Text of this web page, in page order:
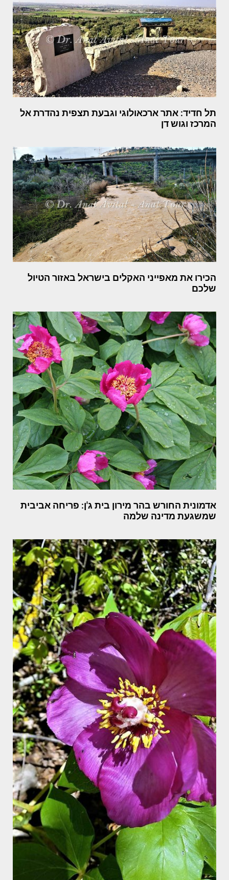
תל חדיד: אתר ארכאולוגי וגבעת תצפית נהדרת אל
המרכז וגוש דן
הכירו את מאפייני האקלים בישראל באזור הטיול
שלכם
אדמונית החורש בהר מירון בית ג'ן: פריחה אביבית
שמשגעת מדינה שלמה